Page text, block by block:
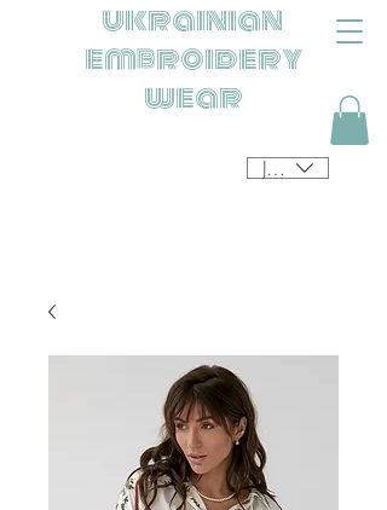
ukrainian
embroidery
wear
JPY (¥)